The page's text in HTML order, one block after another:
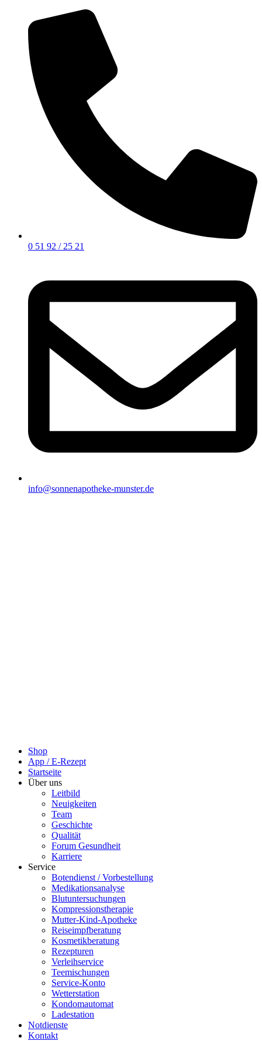
0 51 92 / 25 21
info@sonnenapotheke-munster.de
Shop
App / E-Rezept
Startseite
Über uns
Leitbild
Neuigkeiten
Team
Geschichte
Qualität
Forum Gesundheit
Karriere
Service
Botendienst / Vorbestellung
Medikationsanalyse
Blutuntersuchungen
Kompressionstherapie
Mutter-Kind-Apotheke
Reiseimpfberatung
Kosmetikberatung
Rezepturen
Verleihservice
Teemischungen
Service-Konto
Wetterstation
Kondomautomat
Ladestation
Notdienste
Kontakt